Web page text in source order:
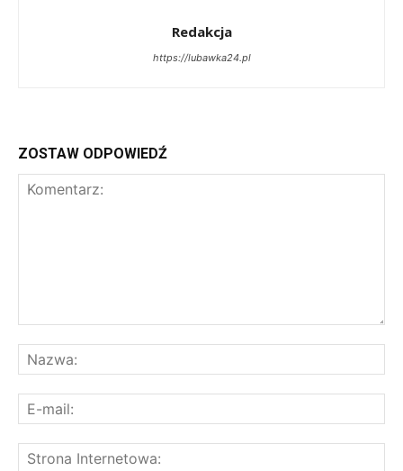
Redakcja
https://lubawka24.pl
ZOSTAW ODPOWIEDŹ